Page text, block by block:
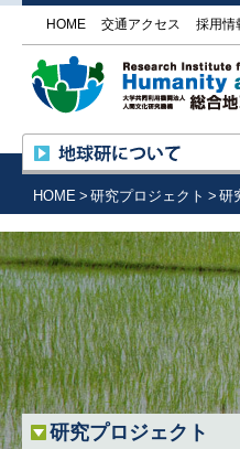
設立の趣旨と目的
研究基盤国際センター
（RIHN Center）の活動
外部機関との協力
施設の紹介／研究所見学
情報公開
調達情報
地球研のめざすもの
HOME 研究プロジェクト 研
HOME 交通アクセス 採用情
研究プロジェクト